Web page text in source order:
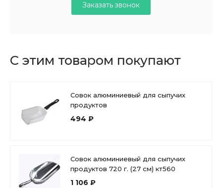
Заказать звонок
С этим товаром покупают
Совок алюминиевый для сыпучих
продуктов
494 ₽
Совок алюминиевый для сыпучих
продуктов 720 г. (27 см) кт560
1 106 ₽